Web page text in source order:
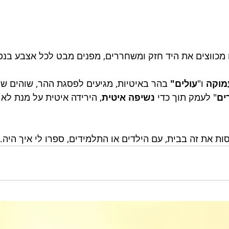
מכווצים את היד חזק ומשחררים, מפנים מבט לכל אצבע
ו"עולים" בהר באיטיות, מגיעים לפסגת ההר, שוהים
" לעמק תוך כדי נשיפה איטית, הירידה איטית על מנת
את זה בבית, עם הילדים או התלמידים, ספרו לי איך